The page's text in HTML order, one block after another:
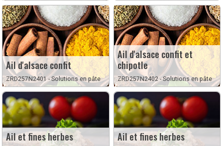
Ail d'alsace confit
ZRD257N2401 - Solutions en pâte
Ail d'alsace confit et
chipotle
ZRD257N2402 - Solutions en pâte
Ail et fines herbes Ail et fines herbes